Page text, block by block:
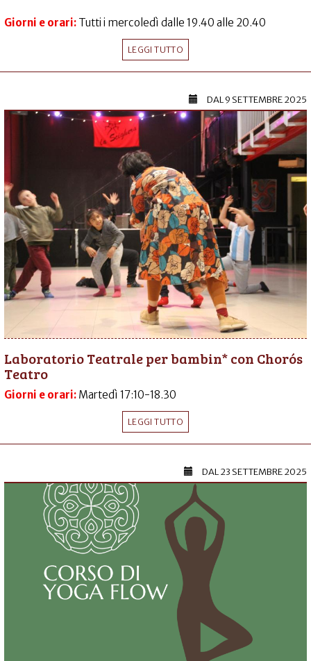
Giorni e orari: Tutti i mercoledì dalle 19.40 alle 20.40
LEGGI TUTTO
DAL9 SETTEMBRE 2025
Laboratorio Teatrale per bambin* con Chorós
Teatro
Giorni e orari: Martedì 17:10-18.30
LEGGI TUTTO
DAL23 SETTEMBRE 2025